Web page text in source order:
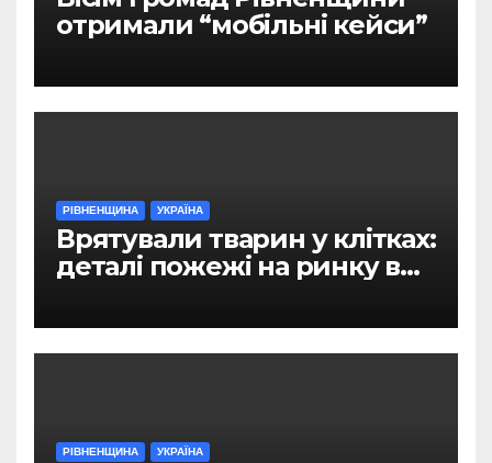
отримали “мобільні кейси”
РІВНЕНЩИНА УКРАЇНА
Врятували тварин у клітках:
деталі пожежі на ринку в
РІВНЕНЩИНА УКРАЇНА